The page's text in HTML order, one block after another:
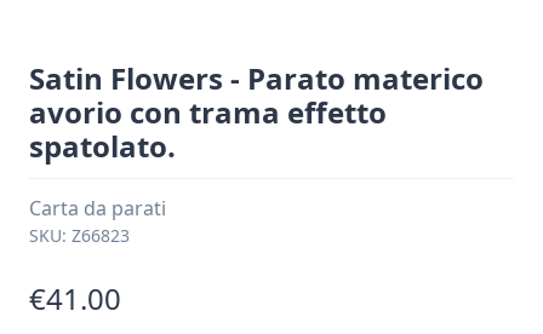
Satin Flowers - Parato materico
avorio con trama effetto
spatolato.
Carta da parati
SKU: Z66823
€41.00